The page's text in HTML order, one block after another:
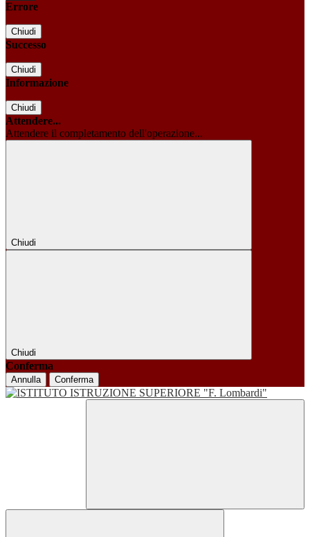
Errore
Chiudi
Successo
Chiudi
Informazione
Chiudi
Attendere...
Attendere il completamento dell'operazione...
Chiudi
Chiudi
Conferma
Annulla Conferma